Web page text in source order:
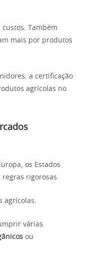
Também
mais por produtos
a certificação
agrícolas no
os Estados
regras rigorosas.
agrícolas.
várias
ou